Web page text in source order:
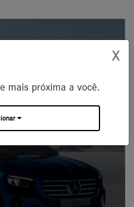
X
mais próxima a você.